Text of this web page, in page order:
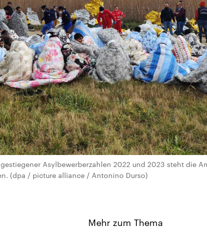
Asylbewerberzahlen 2022 und 2023 steht die
(dpa / picture alliance / Antonino Durso)
Mehr zum Thema